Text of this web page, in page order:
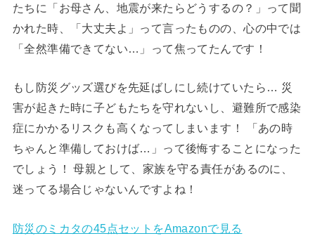
たちに「お母さん、地震が来たらどうするの？」って聞
かれた時、「大丈夫よ」って言ったものの、心の中では
「全然準備できてない…」って焦ってたんです！
もし防災グッズ選びを先延ばしにし続けていたら… 災
害が起きた時に子どもたちを守れないし、避難所で感染
症にかかるリスクも高くなってしまいます！ 「あの時
ちゃんと準備しておけば…」って後悔することになった
でしょう！ 母親として、家族を守る責任があるのに、
迷ってる場合じゃないんですよね！
防災のミカタの45点セットをAmazonで見る